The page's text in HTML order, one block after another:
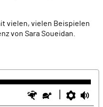
von Sara Soueidan.
Schneller
Langsamer